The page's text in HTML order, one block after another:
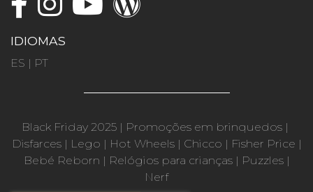
IDIOMAS
ES | PT
Black Friday 2025 | Promoções em brinquedos |
Disfarces| Lego | Hot Wheels| Chicco | Fisher Price |
Bebé Reborn | Relógios para crianças| Puzzles|
Nerf